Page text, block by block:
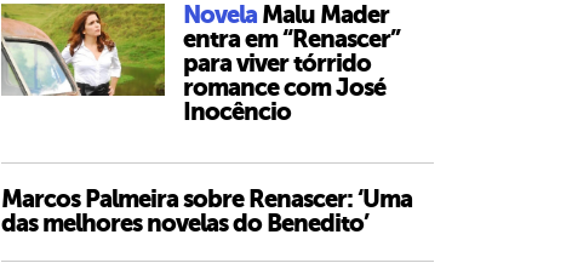
Novela Malu Mader
entra em “Renascer”
para viver tórrido
romance com José
Inocêncio
Marcos Palmeira sobre Renascer: ‘Uma
das melhores novelas do Benedito’